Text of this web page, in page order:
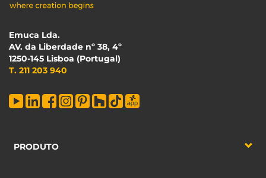
Emuca Lda.
AV. da Liberdade nº 38, 4º
1250-145 Lisboa (Portugal)
T. 211 203 940
PRODUTO